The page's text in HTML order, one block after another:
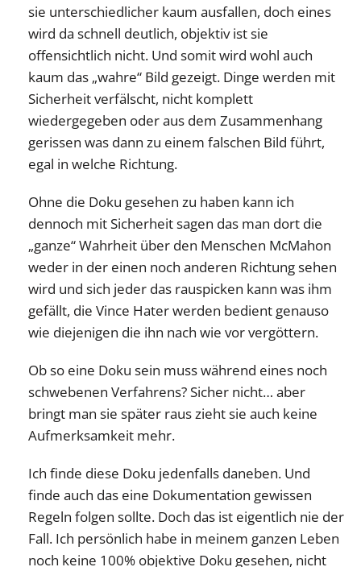
sie unterschiedlicher kaum ausfallen, doch eines
wird da schnell deutlich, objektiv ist sie
offensichtlich nicht. Und somit wird wohl auch
kaum das „wahre“ Bild gezeigt. Dinge werden mit
Sicherheit verfälscht, nicht komplett
wiedergegeben oder aus dem Zusammenhang
gerissen was dann zu einem falschen Bild führt,
egal in welche Richtung.
Ohne die Doku gesehen zu haben kann ich
dennoch mit Sicherheit sagen das man dort die
„ganze“ Wahrheit über den Menschen McMahon
weder in der einen noch anderen Richtung sehen
wird und sich jeder das rauspicken kann was ihm
gefällt, die Vince Hater werden bedient genauso
wie diejenigen die ihn nach wie vor vergöttern.
Ob so eine Doku sein muss während eines noch
schwebenen Verfahrens? Sicher nicht… aber
bringt man sie später raus zieht sie auch keine
Aufmerksamkeit mehr.
Ich finde diese Doku jedenfalls daneben. Und
finde auch das eine Dokumentation gewissen
Regeln folgen sollte. Doch das ist eigentlich nie der
Fall. Ich persönlich habe in meinem ganzen Leben
noch keine 100% objektive Doku gesehen, nicht